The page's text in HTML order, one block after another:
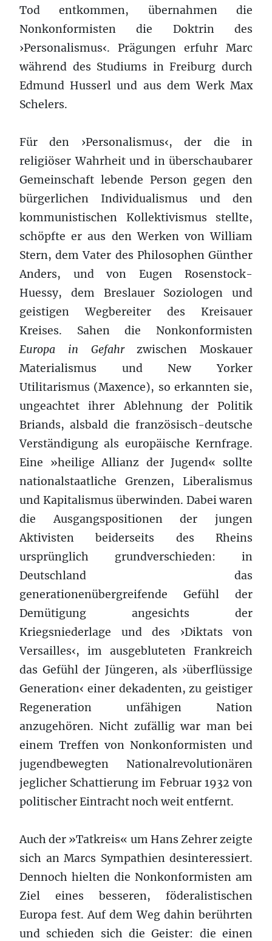
Tod entkommen, übernahmen die
Nonkonformisten die Doktrin des
›Personalismus‹. Prägungen erfuhr Marc
während des Studiums in Freiburg durch
Edmund Husserl und aus dem Werk Max
Schelers.
Für den ›Personalismus‹, der die in
religiöser Wahrheit und in überschaubarer
Gemeinschaft lebende Person gegen den
bürgerlichen Individualismus und den
kommunistischen Kollektivismus stellte,
schöpfte er aus den Werken von William
Stern, dem Vater des Philosophen Günther
Anders, und von Eugen Rosenstock-
Huessy, dem Breslauer Soziologen und
geistigen Wegbereiter des Kreisauer
Kreises. Sahen die Nonkonformisten
Europa in Gefahrzwischen Moskauer
Materialismus und New Yorker
Utilitarismus (Maxence), so erkannten sie,
ungeachtet ihrer Ablehnung der Politik
Briands, alsbald die französisch-deutsche
Verständigung als europäische Kernfrage.
Eine »heilige Allianz der Jugend« sollte
nationalstaatliche Grenzen, Liberalismus
und Kapitalismus überwinden. Dabei waren
die Ausgangspositionen der jungen
Aktivisten beiderseits des Rheins
ursprünglich grundverschieden: in
Deutschland das
generationenübergreifende Gefühl der
Demütigung angesichts der
Kriegsniederlage und des ›Diktats von
Versailles‹, im ausgebluteten Frankreich
das Gefühl der Jüngeren, als ›überflüssige
Generation‹ einer dekadenten, zu geistiger
Regeneration unfähigen Nation
anzugehören. Nicht zufällig war man bei
einem Treffen von Nonkonformisten und
jugendbewegten Nationalrevolutionären
jeglicher Schattierung im Februar 1932 von
politischer Eintracht noch weit entfernt.
Auch der »Tatkreis« um Hans Zehrer zeigte
sich an Marcs Sympathien desinteressiert.
Dennoch hielten die Nonkonformisten am
Ziel eines besseren, föderalistischen
Europa fest. Auf dem Weg dahin berührten
und schieden sich die Geister: die einen